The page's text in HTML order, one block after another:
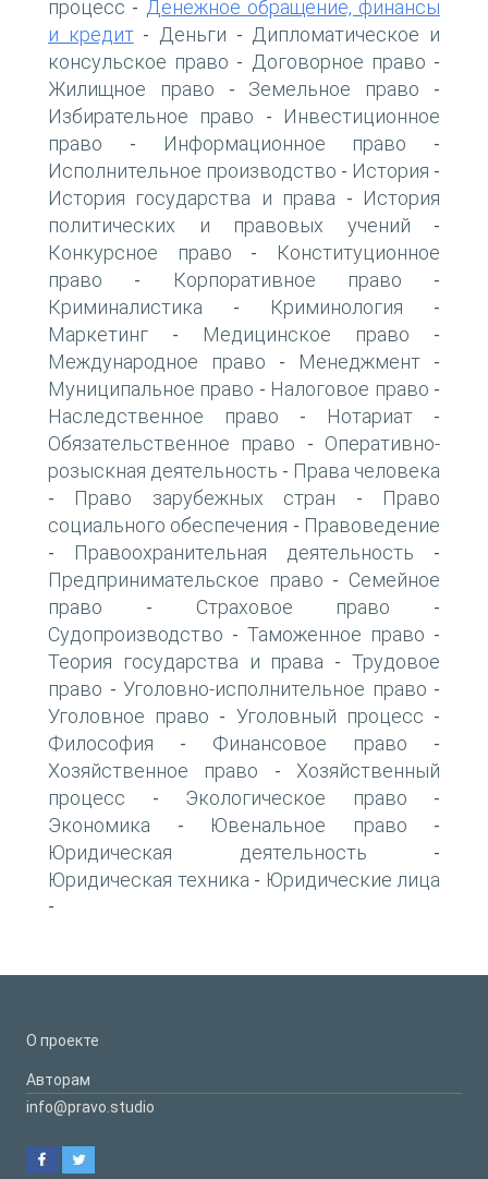
процесс - Денежное обращение, финансы
и кредит- Деньги - Дипломатическое и
консульское право - Договорное право -
Жилищное право - Земельное право -
Избирательное право -
Инвестиционное
право - Информационное право -
Исполнительное производство - История -
История государства и права -
История
политических и правовых учений -
Конкурсное право -
Конституционное
право - Корпоративное право -
Криминалистика - Криминология -
Маркетинг - Медицинское право -
Международное право - Менеджмент -
Муниципальное право - Налоговое право -
Наследственное право - Нотариат -
Обязательственное право - Оперативно-
розыскная деятельность - Права человека
- Право зарубежных стран -
Право
социального обеспечения - Правоведение
- Правоохранительная деятельность -
Предпринимательское право - Семейное
право - Страховое право -
Судопроизводство - Таможенное право -
Теория государства и права -Трудовое
право - Уголовно-исполнительное право -
Уголовное право - Уголовный процесс -
Философия - Финансовое право -
Хозяйственное право - Хозяйственный
процесс - Экологическое право -
Экономика - Ювенальное право -
Юридическая деятельность -
Юридическая техника - Юридические лица
-
О проекте
Авторам
info@pravo.studio